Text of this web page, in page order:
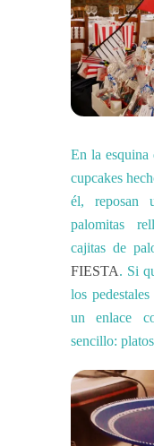
En la esquina
cupcakes
él, reposan
palomitas
cajitas de
FIESTA. Si
los
un enlace
sencillo: